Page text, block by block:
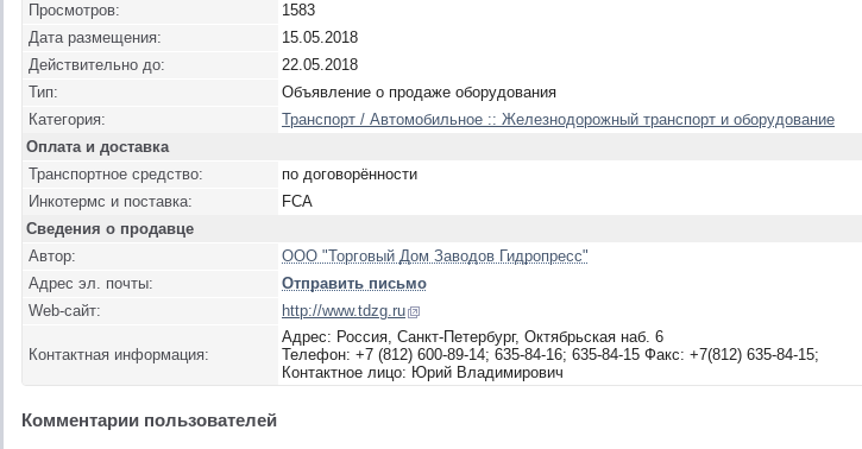
Просмотров:
1583
Дата размещения:
15.05.2018
Действительно до:
22.05.2018
Тип:
Объявление о продаже оборудования
Категория:
Транспорт / Автомобильное :: Железнодорожный транспорт и оборудование
Оплата и доставка
Транспортное средство:
по договорённости
Инкотермс и поставка:
FCA
Сведения о продавце
Автор:
ООО "Торговый Дом Заводов Гидропресс"
Адрес эл. почты:
Отправить письмо
Web-сайт:
http://www.tdzg.ru
Контактная информация:
Адрес: Россия, Санкт-Петербург, Октябрьская наб. 6
Телефон: +7 (812) 600-89-14; 635-84-16; 635-84-15 Факс: +7(812) 635-84-15;
Контактное лицо: Юрий Владимирович
Комментарии пользователей